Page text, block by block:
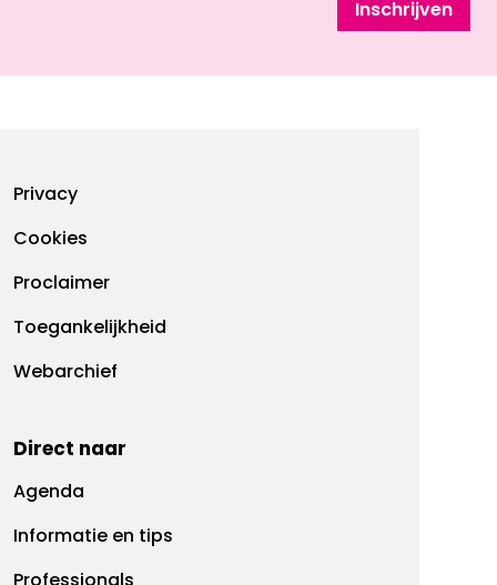
Inschrijven
Footermenu
Privacy
Cookies
Proclaimer
Toegankelijkheid
Webarchief
Direct naar
Agenda
Informatie en tips
Professionals